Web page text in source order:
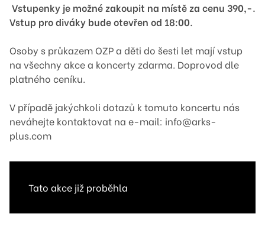
Vstupenky je možné zakoupit na místě za cenu 390,-.
Vstup pro diváky bude otevřen od 18:00.
Osoby s průkazem OZP a děti do šesti let mají vstup
na všechny akce a koncerty zdarma. Doprovod dle
platného ceníku.
V případě jakýchkoli dotazů k tomuto koncertu nás
neváhejte kontaktovat na e-mail: info@arks-
plus.com
Tato akce již proběhla